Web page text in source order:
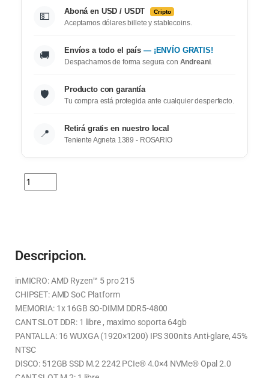
💵 Aboná en USD / USDT Cripto
Aceptamos dólares billete y stablecoins.
🚚 Envíos a todo el país — ¡ENVÍO GRATIS!
Despachamos de forma segura con Andreani.
🛡️ Producto con garantía
Tu compra está protegida ante cualquier desperfecto.
📍 Retirá gratis en nuestro local
Teniente Agneta 1389 - ROSARIO
Descripcion.
inMICRO: AMD Ryzen™ 5 pro 215
CHIPSET: AMD SoC Platform
MEMORIA: 1x 16GB SO-DIMM DDR5-4800
CANT SLOT DDR: 1 libre , maximo soporta 64gb
PANTALLA: 16 WUXGA (1920×1200) IPS 300nits Anti-glare, 45%
NTSC
DISCO: 512GB SSD M.2 2242 PCIe® 4.0×4 NVMe® Opal 2.0